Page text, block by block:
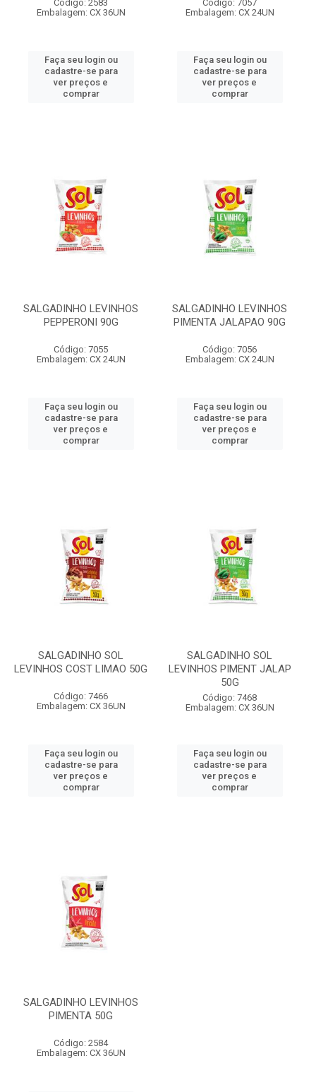
Código: 2583
Embalagem: CX 36UN
Faça seu login ou
cadastre-se para
ver preços e
comprar
Código: 7057
Embalagem: CX 24UN
Faça seu login ou
cadastre-se para
ver preços e
comprar
SALGADINHO LEVINHOS
PEPPERONI 90G
Código: 7055
Embalagem: CX 24UN
Faça seu login ou
cadastre-se para
ver preços e
comprar
SALGADINHO LEVINHOS
PIMENTA JALAPAO 90G
Código: 7056
Embalagem: CX 24UN
Faça seu login ou
cadastre-se para
ver preços e
comprar
SALGADINHO SOL
LEVINHOS COST LIMAO 50G
Código: 7466
Embalagem: CX 36UN
Faça seu login ou
cadastre-se para
ver preços e
comprar
SALGADINHO SOL
LEVINHOS PIMENT JALAP
50G
Código: 7468
Embalagem: CX 36UN
Faça seu login ou
cadastre-se para
ver preços e
comprar
SALGADINHO LEVINHOS
PIMENTA 50G
Código: 2584
Embalagem: CX 36UN